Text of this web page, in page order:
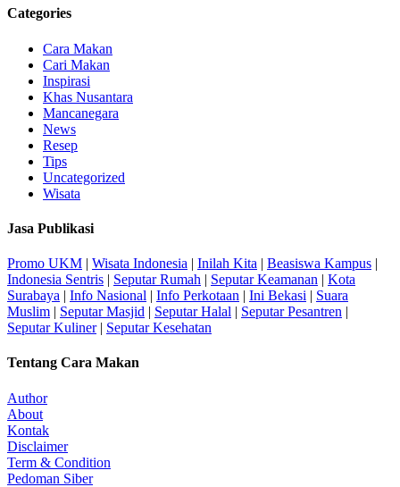
Categories
Cara Makan
Cari Makan
Inspirasi
Khas Nusantara
Mancanegara
News
Resep
Tips
Uncategorized
Wisata
Jasa Publikasi
Promo UKM | Wisata Indonesia | Inilah Kita | Beasiswa Kampus |
Indonesia Sentris | Seputar Rumah | Seputar Keamanan | Kota
Surabaya | Info Nasional | Info Perkotaan | Ini Bekasi | Suara
Muslim | Seputar Masjid | Seputar Halal | Seputar Pesantren |
Seputar Kuliner| Seputar Kesehatan
Tentang Cara Makan
Author
About
Kontak
Disclaimer
Term & Condition
Pedoman Siber